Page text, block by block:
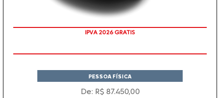
IPVA 2026 GRATIS
PESSOA FÍSICA
De: R$ 87.450,00